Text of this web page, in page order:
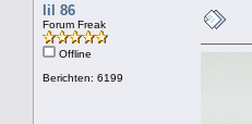
lil 86
Forum Freak
Offline
Berichten: 6199